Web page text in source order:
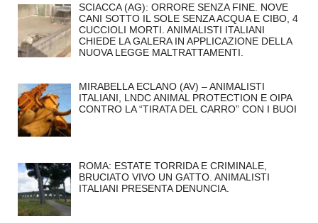
SCIACCA (AG): ORRORE SENZA FINE. NOVE
CANI SOTTO IL SOLE SENZA ACQUA E CIBO, 4
CUCCIOLI MORTI. ANIMALISTI ITALIANI
CHIEDE LA GALERA IN APPLICAZIONE DELLA
NUOVA LEGGE MALTRATTAMENTI.
MIRABELLA ECLANO (AV) – ANIMALISTI
ITALIANI, LNDC ANIMAL PROTECTION E OIPA
CONTRO LA “TIRATA DEL CARRO” CON I BUOI
ROMA: ESTATE TORRIDA E CRIMINALE,
BRUCIATO VIVO UN GATTO. ANIMALISTI
ITALIANI PRESENTA DENUNCIA.